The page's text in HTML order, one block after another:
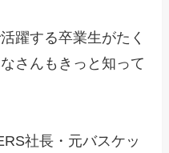
躍する卒業生がたく
さんもきっと知って
社長・元バスケッ